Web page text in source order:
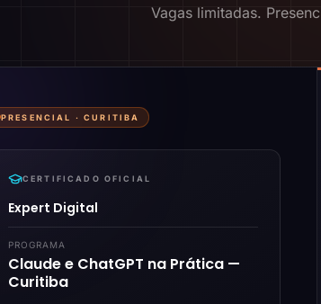
Vagas limitadas.
PRESENCIAL ·CURITIBA
CERTIFICADO OFICIAL
Expert Digital
PROGRAMA
Claude e ChatGPT na Prática —
Curitiba